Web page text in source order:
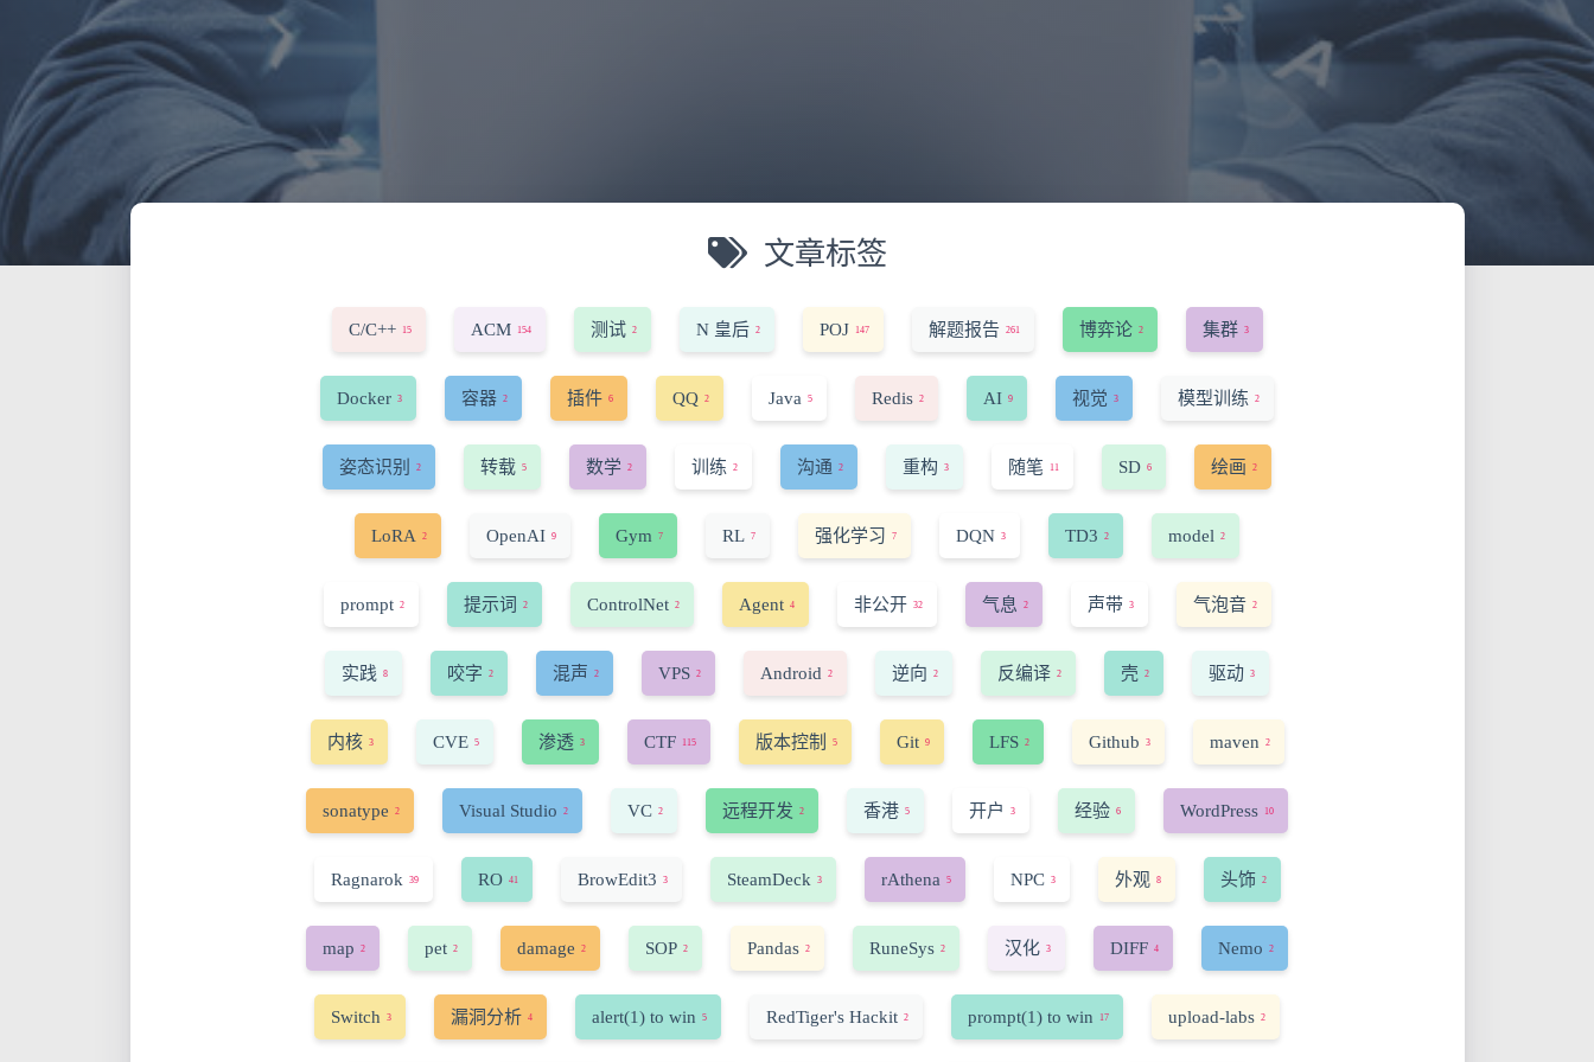
文章标签
C/C++ 15 ACM 154 测试 2 N 皇后 2 POJ 147 解题报告 261 博弈论 2 集群 3
Docker 3 容器 2 插件 6 QQ 2 Java 5 Redis 2 AI 9 视觉 3 模型训练 2
姿态识别 2 转载 5 数学 2 训练 2 沟通 2 重构 3 随笔 11 SD 6 绘画 2
LoRA 2 OpenAI 9 Gym 7 RL 7 强化学习 7 DQN 3 TD3 2 model 2
prompt 2 提示词 2 ControlNet 2 Agent 4 非公开 32 气息 2 声带 3 气泡音 2
实践 8 咬字 2 混声 2 VPS 2 Android 2 逆向 2 反编译 2 壳 2 驱动 3
内核 3 CVE 5 渗透 3 CTF 115 版本控制 5 Git 9 LFS 2 Github 3 maven 2
sonatype 2 Visual Studio 2 VC 2 远程开发 2 香港 5 开户 3 经验 6 WordPress 10
Ragnarok 39 RO 41 BrowEdit3 3 SteamDeck 3 rAthena 5 NPC 3 外观 8 头饰 2
map 2 pet 2 damage 2 SOP 2 Pandas 2 RuneSys 2 汉化 3 DIFF 4 Nemo 2
Switch 3 漏洞分析 4 alert(1) to win 5 RedTiger's Hackit 2 prompt(1) to win 17 upload-labs 2